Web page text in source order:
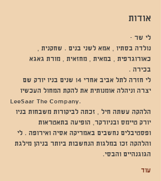
אודות
לי שר -
נולדה בסתיו , אמא לשני בנים . שחקנית ,
כאורוגרפית , במאית , מחזאית , מורת גאגא
בכירה .
לי חזרה לתל אביב אחרי 14 שנים בניו יורק שם
יצרה וניהלה אומנותית את להקת המחול העכשיו
LeeSaar The Company.
הלהקה עשתה חיל , זכתה לביקורות משבחות בניו
יורק טיימס ובניורקר, הופיעה בתאטראות
ופסטיבלים נחשבים באמריקה אסיה ואירופה . לי
והלהקה זכו במלגות הנחשבות ביותר בניהן מילגת
הגוגנהיים והבסי.
עוד